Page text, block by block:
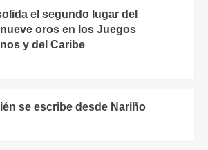
el segundo lugar del
oros en los Juegos
y del Caribe
se escribe desde Nariño